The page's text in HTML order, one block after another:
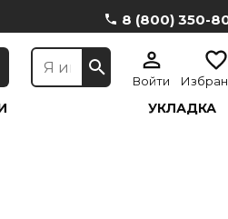
8 (800) 350-
Войти
УКЛАДКА